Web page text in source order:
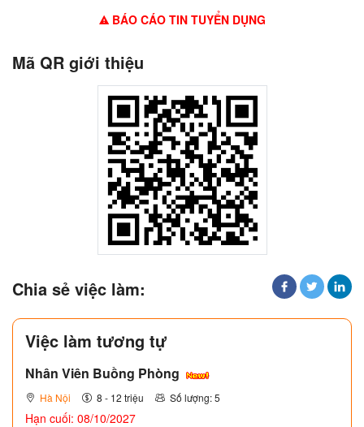
BÁO CÁO TIN TUYỂN DỤNG
Mã QR giới thiệu
Chia sẻ việc làm:
Việc làm tương tự
Nhân Viên Buồng Phòng
Hà Nội 8 - 12 triệu Số lượng: 5
Hạn cuối: 08/10/2027